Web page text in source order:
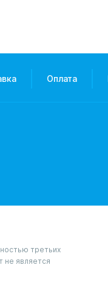
Оплата
третьих
не является